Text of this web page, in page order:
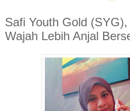
Safi Youth Gold
Wajah Lebih Anjal